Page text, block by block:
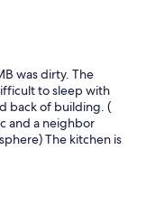
was dirty. The
to sleep with
back of building. (
and a neighbor
The kitchen is
is antiquated
Size of apartment is